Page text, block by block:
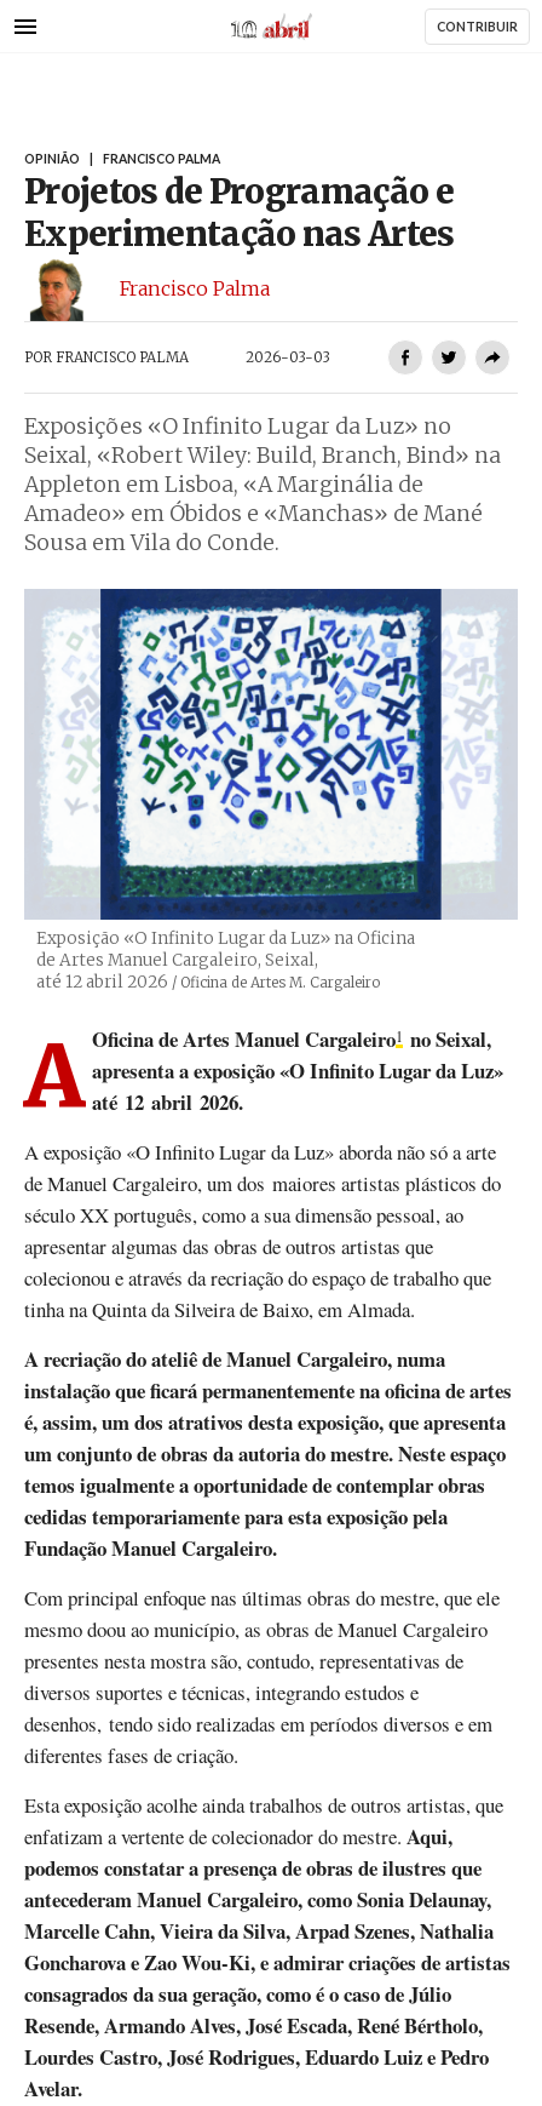
para
AbrilAbril CONTRIBUIR
OPINIÃO FRANCISCO PALMA
Projetos de Programação e
Experimentação nas Artes
Francisco Palma
POR FRANCISCO PALMA 2026-03-03
Exposições «O Infinito Lugar da Luz» no
Seixal, «Robert Wiley: Build, Branch, Bind» na
Appleton em Lisboa, «A Marginália de
Amadeo» em Óbidos e «Manchas» de Mané
Sousa em Vila do Conde.
Exposição «O Infinito Lugar da Luz» na Oficina
de Artes Manuel Cargaleiro, Seixal,
até 12 abril 2026 Créditos
/ Oficina de Artes M. Cargaleiro
A Oficina de Artes Manuel Cargaleiro1 no Seixal,
apresenta a exposição «O Infinito Lugar da Luz»
até 12 abril 2026.
A exposição «O Infinito Lugar da Luz» aborda não só a arte
de Manuel Cargaleiro, um dos maiores artistas plásticos do
século XX português, como a sua dimensão pessoal, ao
apresentar algumas das obras de outros artistas que
colecionou e através da recriação do espaço de trabalho que
tinha na Quinta da Silveira de Baixo, em Almada.
A recriação do ateliê de Manuel Cargaleiro, numa
instalação que ficará permanentemente na oficina de artes
é, assim, um dos atrativos desta exposição, que apresenta
um conjunto de obras da autoria do mestre. Neste espaço
temos igualmente a oportunidade de contemplar obras
cedidas temporariamente para esta exposição pela
Fundação Manuel Cargaleiro.
Com principal enfoque nas últimas obras do mestre, que ele
mesmo doou ao município, as obras de Manuel Cargaleiro
presentes nesta mostra são, contudo, representativas de
diversos suportes e técnicas, integrando estudos e
desenhos, tendo sido realizadas em períodos diversos e em
diferentes fases de criação.
Esta exposição acolhe ainda trabalhos de outros artistas, que
enfatizam a vertente de colecionador do mestre. Aqui,
podemos constatar a presença de obras de ilustres que
antecederam Manuel Cargaleiro, como Sonia Delaunay,
Marcelle Cahn, Vieira da Silva, Arpad Szenes, Nathalia
Goncharova e Zao Wou-Ki, e admirar criações de artistas
consagrados da sua geração, como é o caso de Júlio
Resende, Armando Alves, José Escada, René Bértholo,
Lourdes Castro, José Rodrigues, Eduardo Luiz e Pedro
Avelar.